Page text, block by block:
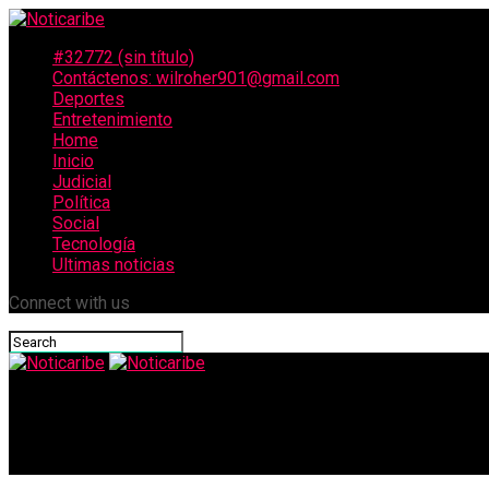
#32772 (sin título)
Contáctenos: wilroher901@gmail.com
Deportes
Entretenimiento
Home
Inicio
Judicial
Política
Social
Tecnología
Ultimas noticias
Connect with us